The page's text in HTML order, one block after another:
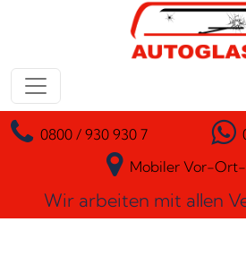
Zum Inhalt springen
Hauptnavigation
0800 / 930 930 7
Mobiler Vor-
Wir arbeiten mit allen